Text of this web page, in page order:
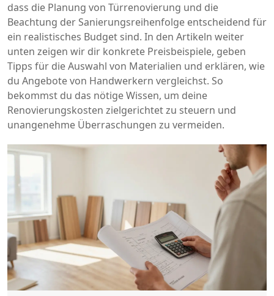
dass die Planung von Türrenovierung und die
Beachtung derSanierungsreihenfolge entscheidend für
ein realistisches Budget sind. In den Artikeln weiter
unten zeigen wir dir konkrete Preisbeispiele, geben
Tipps für die Auswahl von Materialien und erklären, wie
du Angebote von Handwerkern vergleichst. So
bekommst du das nötige Wissen, um deine
Renovierungskosten zielgerichtet zu steuern und
unangenehme Überraschungen zu vermeiden.